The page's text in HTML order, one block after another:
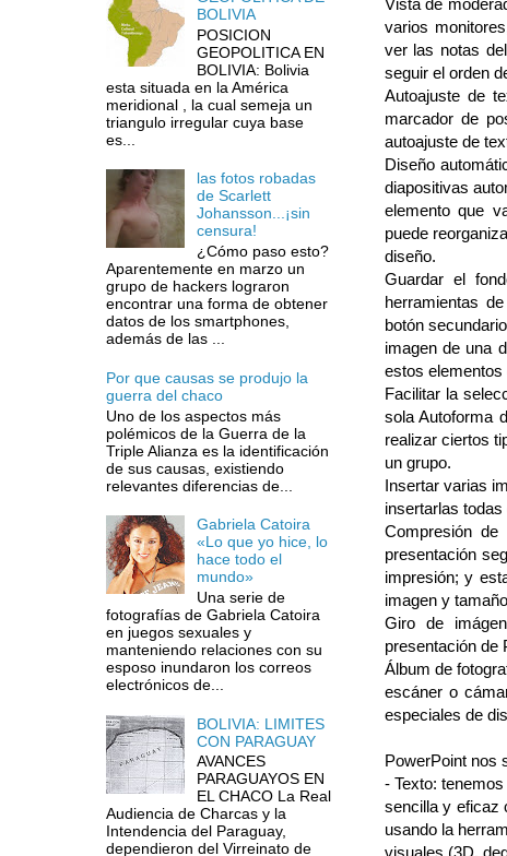
varios
ver las notas
seguir el orden
Autoajuste de
marcador de
autoajuste de
Diseño
diapositivas
elemento que
puede
diseño.
Guardar el
herramientas
botón
imagen de una
estos elementos
Facilitar la
sola Autoforma
realizar ciertos
un grupo.
Insertar varias
insertarlas
Compresión
presentación
impresión; y
imagen y
Giro de
presentación de
Álbum de
escáner o
especiales de
PowerPoint nos
- Texto:
sencilla y eficaz
usando la
visuales (3D,
BOLIVIA
POSICION
GEOPOLITICA EN
BOLIVIA: Bolivia
esta situada en la América
meridional , la cual semeja un
triangulo irregular cuya base
es...
las fotos robadas
de Scarlett
Johansson...¡sin
censura!
¿Cómo paso esto?
Aparentemente en marzo un
grupo de hackers lograron
encontrar una forma de obtener
datos de los smartphones,
además de las ...
Por que causas se produjo la
guerra del chaco
Uno de los aspectos más
polémicos de la Guerra de la
Triple Alianza es la identificación
de sus causas, existiendo
relevantes diferencias de...
Gabriela Catoira
«Lo que yo hice, lo
hace todo el
mundo»
Una serie de
fotografías de Gabriela Catoira
en juegos sexuales y
manteniendo relaciones con su
esposo inundaron los correos
electrónicos de...
BOLIVIA: LIMITES
CON PARAGUAY
AVANCES
PARAGUAYOS EN
EL CHACO La Real
Audiencia de Charcas y la
Intendencia del Paraguay,
dependieron del Virreinato de